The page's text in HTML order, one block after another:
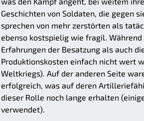
Geschichten von Soldaten, die gegen
sprechen von mehr zerstörten als
ebenso kostspielig wie fragil.
Erfahrungen der Besatzung als auch
Produktionskosten einfach nicht wert
Weltkriegs). Auf der anderen Seite
erfolgreich, was auf deren
dieser Rolle noch lange erhalten
verwendet).